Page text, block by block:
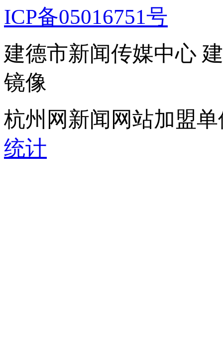
ICP备05016751号
建德市新闻传媒中心
镜像
杭州网新闻网站加盟
统计